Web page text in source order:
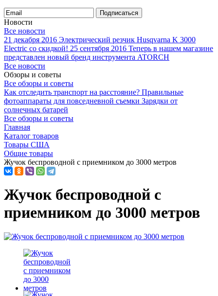
Подписаться
Новости
Все новости
21 декабря 2016 Электрический резчик Husqvarna K 3000
Electric со скидкой! 25 сентября 2016 Теперь в нашем магазине
представлен новый бренд инструмента ATORCH
Все новости
Обзоры и советы
Все обзоры и советы
Как отследить транспорт на расстояние? Правильные
фотоаппараты для повседневной съемки Зарядки от
солнечных батарей
Все обзоры и советы
Главная
Каталог товаров
Товары США
Общие товары
Жучок беспроводной с приемником до 3000 метров
Жучок беспроводной с
приемником до 3000 метров